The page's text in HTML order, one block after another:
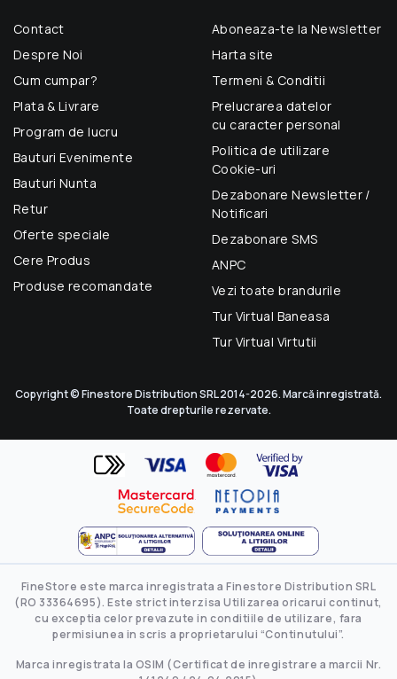
Contact
Despre Noi
Cum cumpar?
Plata & Livrare
Program de lucru
Bauturi Evenimente
Bauturi Nunta
Retur
Oferte speciale
Cere Produs
Produse recomandate
Aboneaza-te la Newsletter
Harta site
Termeni & Conditii
Prelucrarea datelor
cu caracter personal
Politica de utilizare
Cookie-uri
Dezabonare Newsletter /
Notificari
Dezabonare SMS
ANPC
Vezi toate brandurile
Tur Virtual Baneasa
Tur Virtual Virtutii
Copyright © Finestore Distribution SRL 2014-2026. Marcă inregistrată.
Toate drepturile rezervate.
FineStore este marca inregistrata a Finestore Distribution SRL
(RO 33364695). Este strict interzisa Utilizarea oricarui continut,
cu exceptia celor prevazute in conditiile de utilizare, fara
permisiunea in scris a proprietarului “Continutului”.
Marca inregistrata la OSIM (Certificat de inregistrare a marcii Nr.